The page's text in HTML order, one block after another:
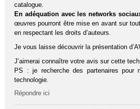
catalogue.
En adéquation avec les networks
œuvres pourront être mise en avant sur
en respectant les droits d’auteurs.
Je vous laisse découvrir la présentation
J’aimerai connaître votre avis sur cette
PS : je recherche des partenaires pour
technologie.
Répondre ici